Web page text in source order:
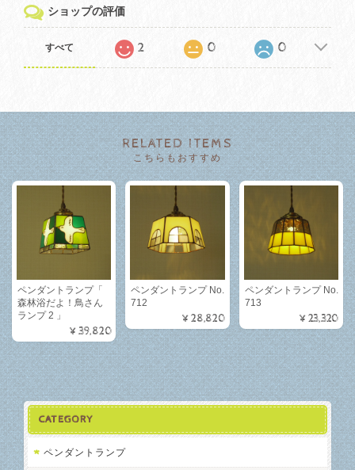
ショップの評価
すべて 2 0 0
RELATED ITEMS
こちらもおすすめ
ペンダントランプ「
森林浴だよ！鳥さん
ランプ 2 」
¥39,820
ペンダントランプ No.
712
¥28,820
ペンダントランプ No.
713
¥23,320
CATEGORY
ペンダントランプ